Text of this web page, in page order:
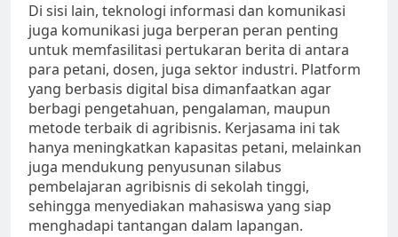
Di sisi lain, teknologi informasi dan komunikasi
juga komunikasi juga berperan peran penting
untuk memfasilitasi pertukaran berita di antara
para petani, dosen, juga sektor industri. Platform
yang berbasis digital bisa dimanfaatkan agar
berbagi pengetahuan, pengalaman, maupun
metode terbaik di agribisnis. Kerjasama ini tak
hanya meningkatkan kapasitas petani, melainkan
juga mendukung penyusunan silabus
pembelajaran agribisnis di sekolah tinggi,
sehingga menyediakan mahasiswa yang siap
menghadapi tantangan dalam lapangan.